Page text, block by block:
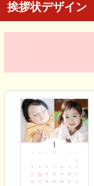
挨拶状デザイン